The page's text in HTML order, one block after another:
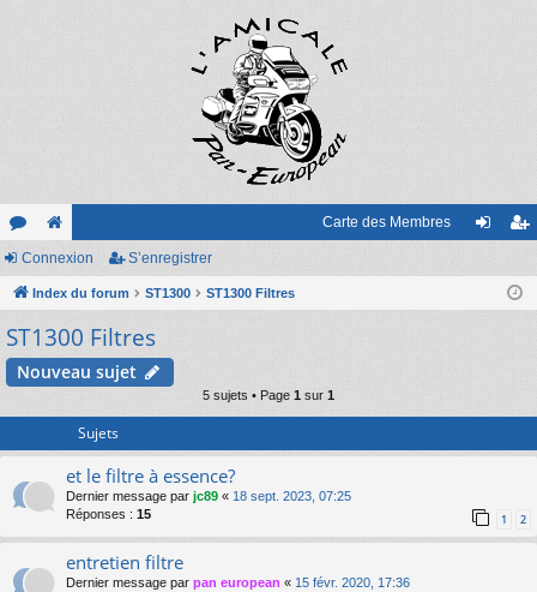
or
u
m
e
sit
e
Carte des Membres
nr
Connexion S’enregistrer
Index du forum ST1300 ST1300 Filtres
ST1300 Filtres
Nouveau sujet
5 sujets • Page 1 sur 1
Sujets
et le filtre à essence?
Dernier message par jc89 « 18 sept. 2023, 07:25
Réponses : 15 1 2
entretien filtre
Dernier message par pan european « 15 févr. 2020, 17:36